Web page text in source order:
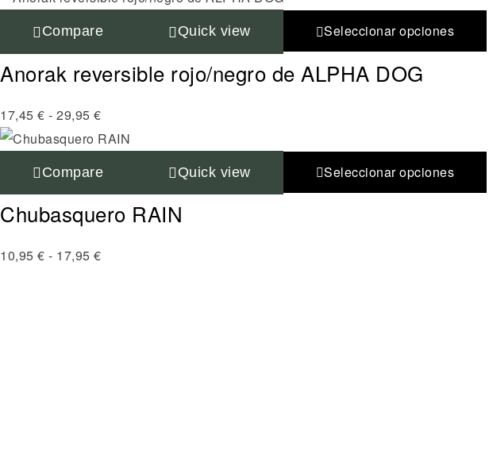
Compare Quick view Seleccionar opciones
Anorak reversible rojo/negro de ALPHA DOG
17,45 € - 29,95 €
Compare Quick view Seleccionar opciones
Chubasquero RAIN
10,95 € - 17,95 €